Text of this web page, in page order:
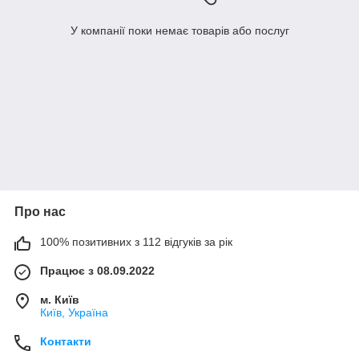
У компанії поки немає товарів або послуг
Про нас
100% позитивних з 112 відгуків за рік
Працює з 08.09.2022
м. Київ
Київ, Україна
Контакти